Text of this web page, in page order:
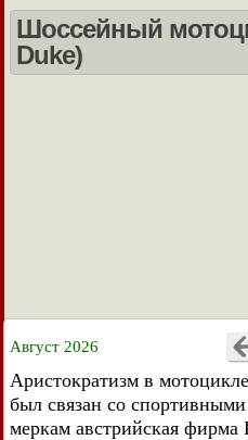
Шоссейный
Duke)
Август 2026
Аристократизм в
был связан со
меркам австрийская